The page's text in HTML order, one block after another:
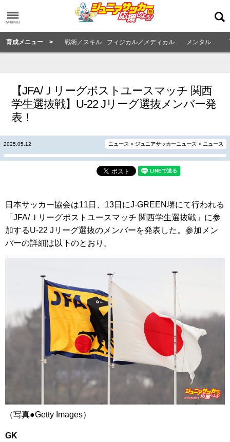
育成メニュー > 戦術／スキル フィジカル／メディカル メンタル
【JFA/Ｊリーグポストユースマッチ 関西
学生選抜戦】U-22 Jリーグ選抜メンバー発
表！
2025.05.12 ニュース > ジュニアサッカーニュース > ニュース
日本サッカー協会は11日、13日にJ-GREEN堺にて行われる
「JFA/Ｊリーグポストユースマッチ 関西学生選抜戦」に参
加するU-22 Jリーグ選抜のメンバーを発表した。参加メン
バーの詳細は以下のとおり。
（写真●Getty Images）
GK